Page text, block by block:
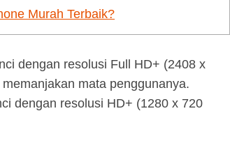
Murah Terbaik?
dengan resolusi Full HD+ (2408 x
mata penggunanya.
dengan resolusi HD+ (1280 x 720